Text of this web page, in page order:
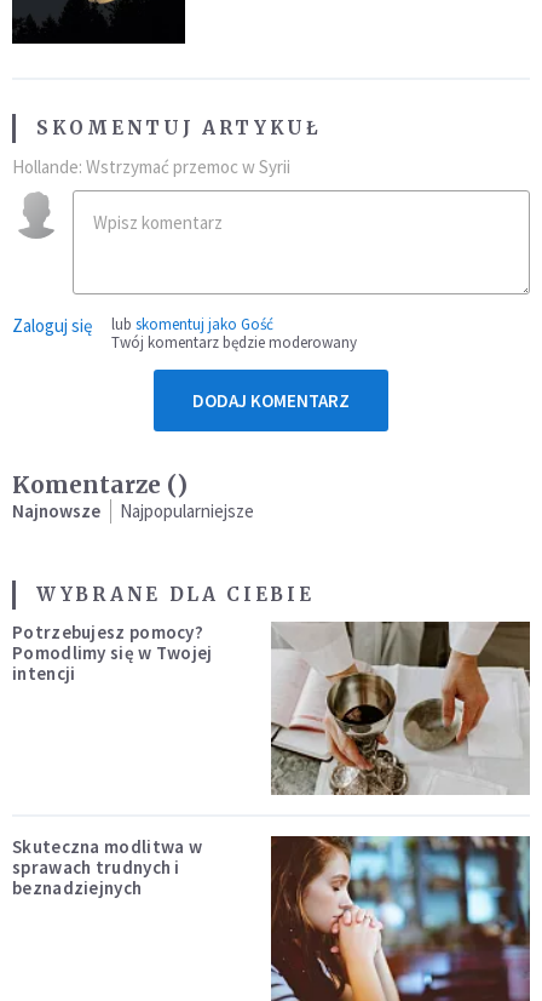
SKOMENTUJ ARTYKUŁ
Hollande: Wstrzymać przemoc w Syrii
Zaloguj się lub skomentuj jako Gość
Twój komentarz będzie moderowany
DODAJ KOMENTARZ
Komentarze ()
Najnowsze Najpopularniejsze
WYBRANE DLA CIEBIE
Potrzebujesz pomocy?
Pomodlimy się w Twojej
intencji
Skuteczna modlitwa w
sprawach trudnych i
beznadziejnych